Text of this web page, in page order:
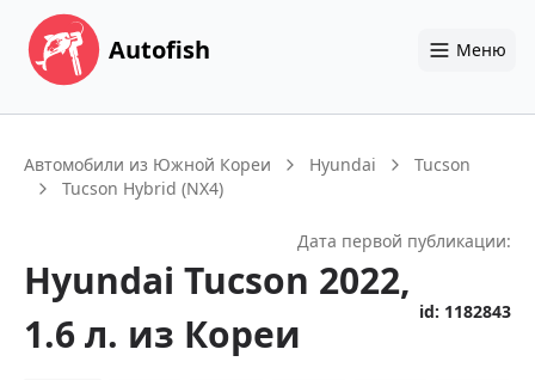
Autofish Меню
Автомобили из Южной Кореи Hyundai
Tucson
Tucson Hybrid (NX4)
Дата первой публикации:
Hyundai Tucson 2022,
1.6 л. из Кореи id: 1182843